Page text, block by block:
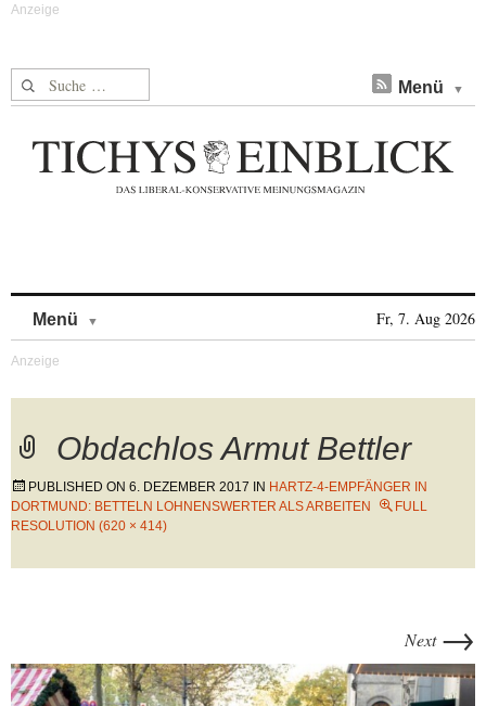
Suche nach: Menü
Menü Fr, 7. Aug 2026
Obdachlos Armut Bettler
PUBLISHED ON 6. DEZEMBER 2017 IN HARTZ-4-EMPFÄNGER IN
DORTMUND: BETTELN LOHNENSWERTER ALS ARBEITEN
FULL
RESOLUTION (620 × 414)
Next →